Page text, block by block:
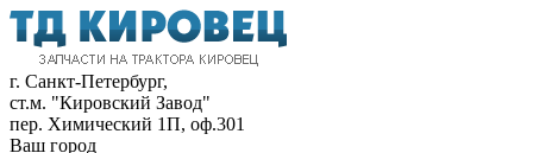
г. Санкт-Петербург,
ст.м. "Кировский Завод"
пер. Химический 1П, оф.301
Ваш город